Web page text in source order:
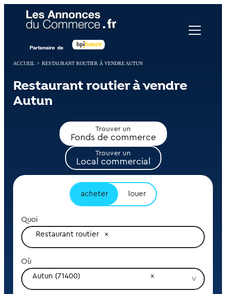
ACCUEIL > RESTAURANT ROUTIER À VENDRE AUTUN
Restaurant routier à vendre
Autun
Trouver un
Fonds de commerce
Trouver un
Local commercial
acheter louer
Quoi
Restaurant routier
Où
Autun (71400)
Panneau de gestion des cookies